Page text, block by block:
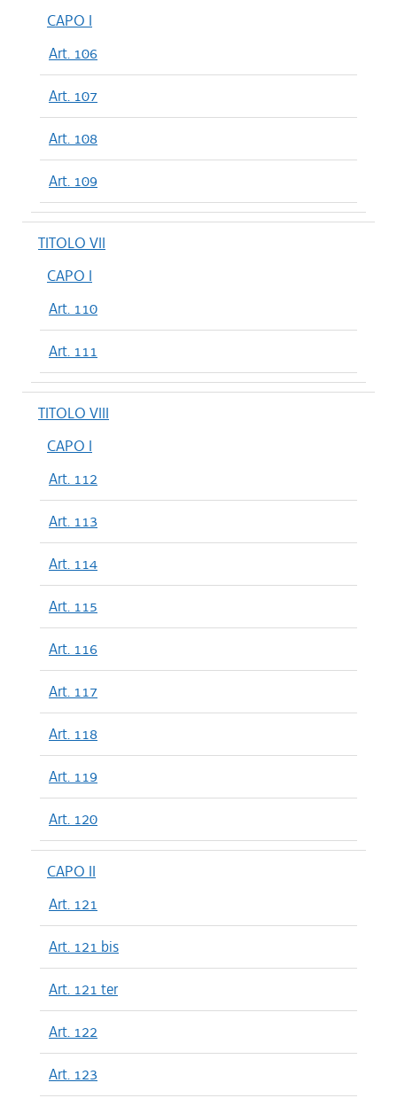
CAPO I
Art. 106
Art. 107
Art. 108
Art. 109
TITOLO VII
CAPO I
Art. 110
Art. 111
TITOLO VIII
CAPO I
Art. 112
Art. 113
Art. 114
Art. 115
Art. 116
Art. 117
Art. 118
Art. 119
Art. 120
CAPO II
Art. 121
Art. 121 bis
Art. 121 ter
Art. 122
Art. 123